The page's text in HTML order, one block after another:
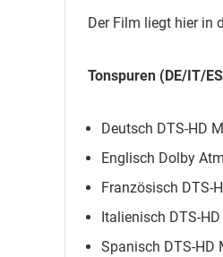
Der Film liegt hier in
Tonspuren (DE/IT/
Deutsch DTS-HD
Englisch Dolby
Französisch DTS-
Italienisch DTS-HD
Spanisch DTS-HD